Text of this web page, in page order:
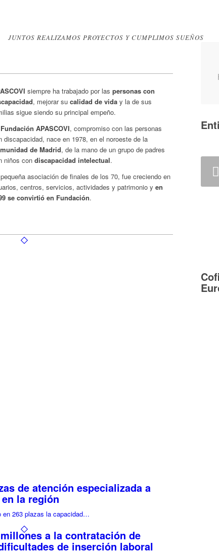
JUNTOS REALIZAMOS PROYECTOS Y CUMPLIMOS SUEÑOS
siempre ha trabajado por las personas con
, mejorar su calidad de vida y la de sus
sigue siendo su principal empeño.
Fundación APASCOVI, compromiso con las personas
discapacidad, nace en 1978, en el noroeste de la
de Madrid, de la mano de un grupo de padres
niños con discapacidad intelectual.
asociación de finales de los 70, fue creciendo en
centros, servicios, actividades y patrimonio y en
se convirtió en Fundación.
de atención especializada a
la región
en 263 plazas la capacidad…
a la contratación de
de inserción laboral
Anterior